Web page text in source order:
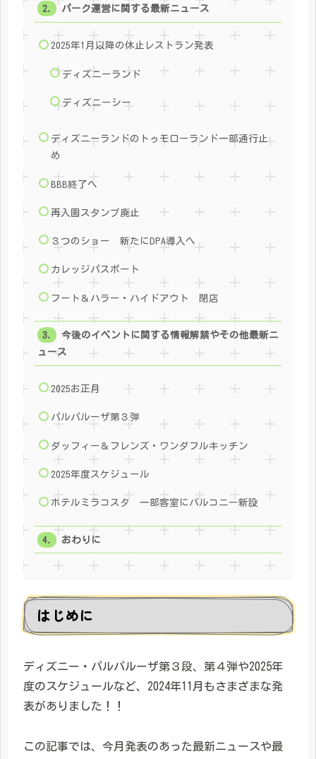
パーク運営に関する最新ニュース
2025年1月以降の休止レストラン発表
ディズニーランド
ディズニーシー
ディズニーランドのトゥモローランド一部通行止
め
BBB終了へ
再入園スタンプ廃止
３つのショー 新たにDPA導入へ
カレッジパスポート
フート＆ハラー・ハイドアウト 閉店
今後のイベントに関する情報解禁やその他最新ニ
ュース
2025お正月
パルパルーザ第３弾
ダッフィー＆フレンズ・ワンダフルキッチン
2025年度スケジュール
ホテルミラコスタ 一部客室にバルコニー新設
おわりに
はじめに
ディズニー・パルパルーザ第３段、第４弾や2025年
度のスケジュールなど、2024年11月もさまざまな発
表がありました！！
この記事では、今月発表のあった最新ニュースや最